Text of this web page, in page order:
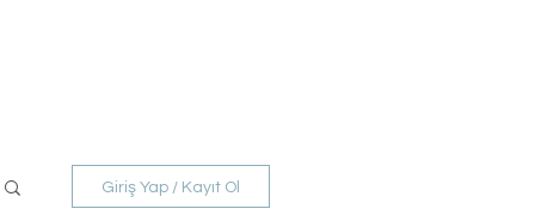
Giriş Yap / Kayıt Ol